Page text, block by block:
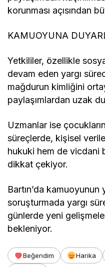
korunması açısından
KAMUOYUNA
Yetkililer, özellikle
devam eden yargı
mağdurun kimliğini
paylaşımlardan uzak
Uzmanlar ise
süreçlerde, kişisel
hukuki hem de vicdani
dikkat çekiyor.
Bartın’da
soruşturmada yargı
günlerde yeni
bekleniyor.
Beğendim Harika